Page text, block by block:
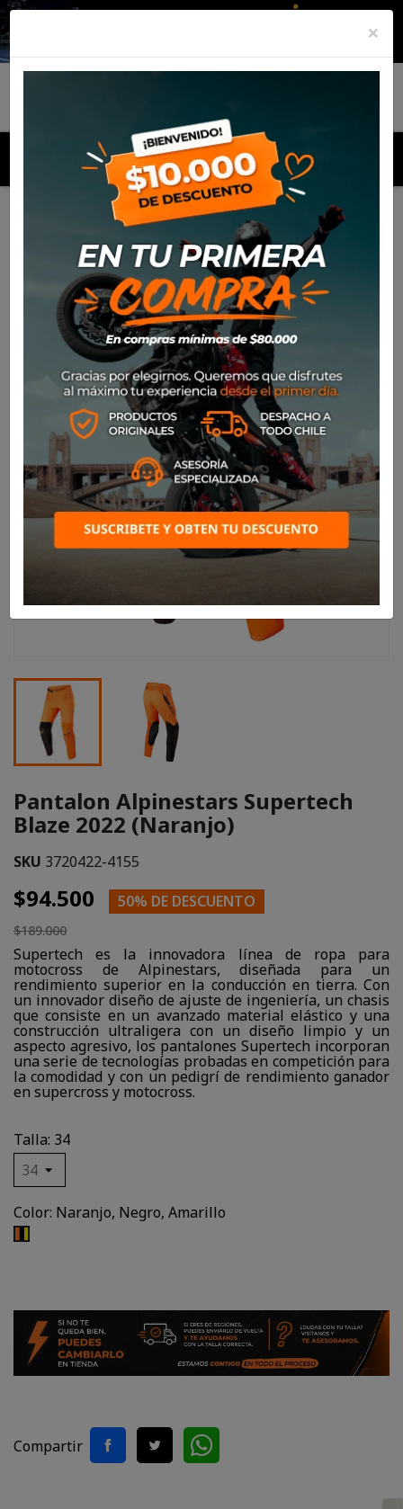
MENU
Productos
Pantalon Alpinestars Supertech Blaze
2022 (Naranjo)
Pantalon Alpinestars Supertech
Blaze 2022 (Naranjo)
SKU 3720422-4155
$94.500 50% DE DESCUENTO
$189.000
Supertech es la innovadora línea de ropa para
motocross de Alpinestars, diseñada para un
rendimiento superior en la conducción en tierra. Con
un innovador diseño de ajuste de ingeniería, un chasis
que consiste en un avanzado material elástico y una
construcción ultraligera con un diseño limpio y un
aspecto agresivo, los pantalones Supertech incorporan
una serie de tecnologías probadas en competición para
la comodidad y con un pedigrí de rendimiento ganador
en supercross y motocross.
Talla: 34
Color: Naranjo, Negro, Amarillo
Compartir
×